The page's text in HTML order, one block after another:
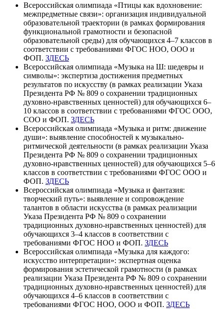
Всероссийская олимпиада «Птицы как вдохновение:
межпредметные связи»: организация индивидуальной
образовательной траектории (в рамках формирования
функциональной грамотности и безопасной
образовательной среды) для обучающихся 4–7 классов в
соответствии с требованиями ФГОС НОО, ООО и
ФОП. ЗДЕСЬ
Всероссийская олимпиада «Музыка на Ш: шедевры и
символы»: экспертиза достижения предметных
результатов по искусству (в рамках реализации Указа
Президента РФ № 809 о сохранении традиционных
духовно-нравственных ценностей) для обучающихся 6–
10 классов в соответствии с требованиями ФГОС ООО,
СОО и ФОП. ЗДЕСЬ
Всероссийская олимпиада «Музыка и ритм: движение
души»: выявление способностей к музыкально-
ритмической деятельности (в рамках реализации Указа
Президента РФ № 809 о сохранении традиционных
духовно-нравственных ценностей) для обучающихся 5–6
классов в соответствии с требованиями ФГОС ООО и
ФОП. ЗДЕСЬ
Всероссийская олимпиада «Музыка и фантазия:
творческий путь»: выявление и сопровождение
талантов в области искусства (в рамках реализации
Указа Президента РФ № 809 о сохранении
традиционных духовно-нравственных ценностей) для
обучающихся 3–4 классов в соответствии с
требованиями ФГОС НОО и ФОП. ЗДЕСЬ
Всероссийская олимпиада «Музыка для каждого:
искусство интерпретации»: экспертная оценка
формирования эстетической грамотности (в рамках
реализации Указа Президента РФ № 809 о сохранении
традиционных духовно-нравственных ценностей) для
обучающихся 4–6 классов в соответствии с
требованиями ФГОС НОО, ООО и ФОП. ЗДЕСЬ